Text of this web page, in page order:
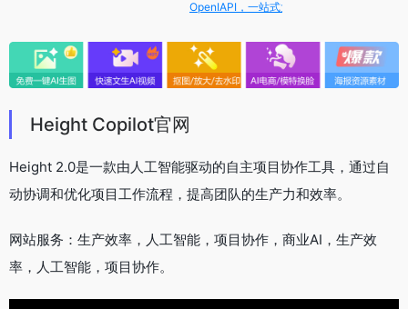
OpenIAPI，一站式大模型API聚合平台
Height Copilot官网
Height 2.0是一款由人工智能驱动的自主项目协作工具，通过自
动协调和优化项目工作流程，提高团队的生产力和效率。
网站服务：生产效率，人工智能，项目协作，商业AI，生产效
率，人工智能，项目协作。